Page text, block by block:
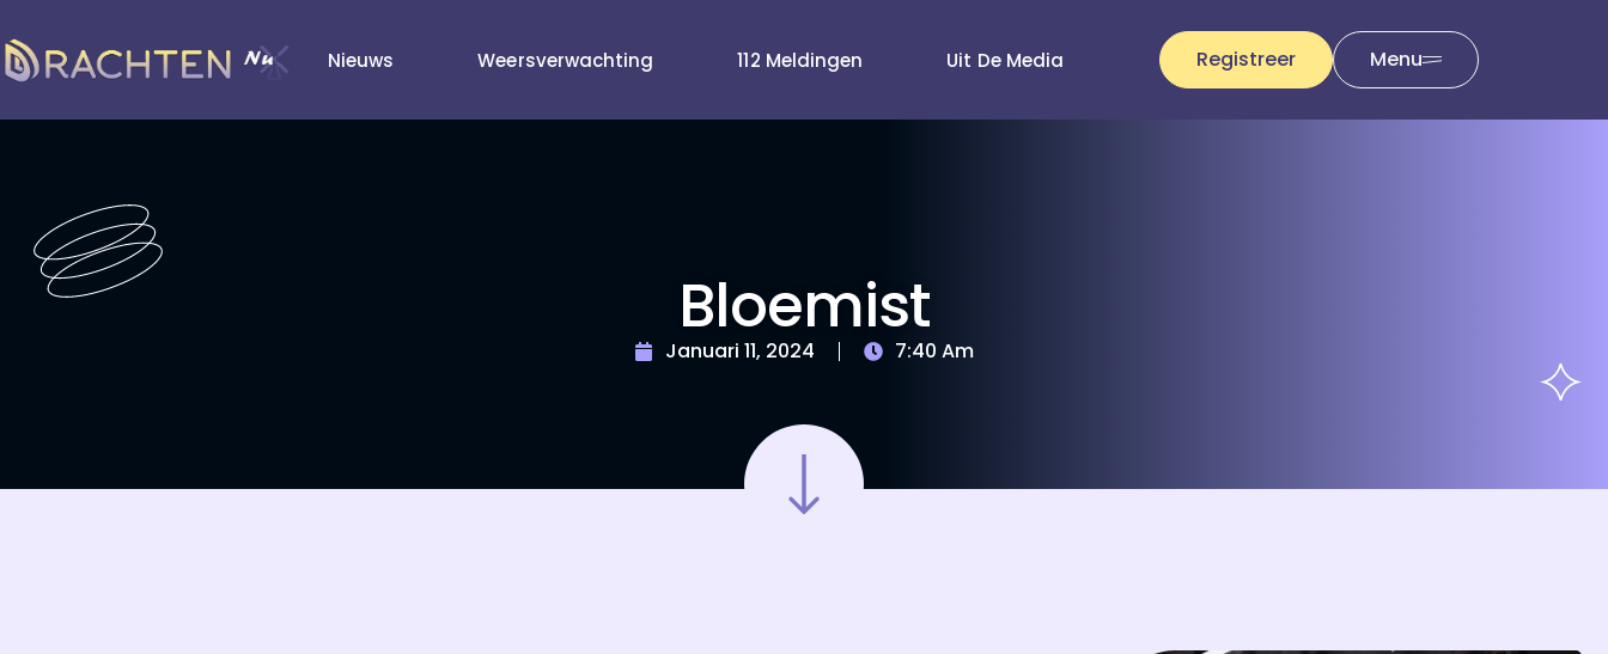
Nieuws Weersverwachting 112 Meldingen Uit De Media Registreer Menu
Bloemist
Januari 11, 2024 7:40 Am